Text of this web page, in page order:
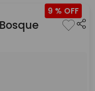
9 %